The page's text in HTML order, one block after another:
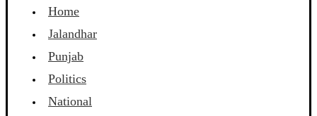
Home
Jalandhar
Punjab
Politics
National